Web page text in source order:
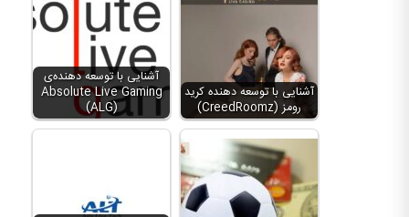
آشنایی با توسعه دهنده‌ی
Absolute Live Gaming
(ALG)
آشنایی با توسعه دهنده کرید
رومز (CreedRoomz)